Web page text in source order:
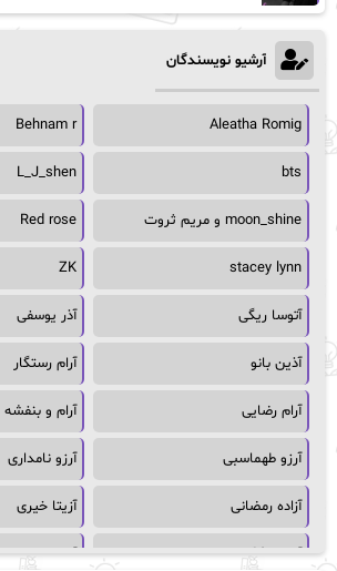
آرشیو نویسندگان
Aleatha Romig
Behnam r
bts
L_J_shen
moon_shine و مریم ثروت Red rose
stacey lynn
ZK
آتوسا ریگی آذر یوسفی
آذین بانو آرام رستگار
آرام رضایی آرام و بنفشه
آرزو طهماسبی آرزو نامداری
آزاده رمضانی آزیتا خیری
آسمان64 آسمان۶۵